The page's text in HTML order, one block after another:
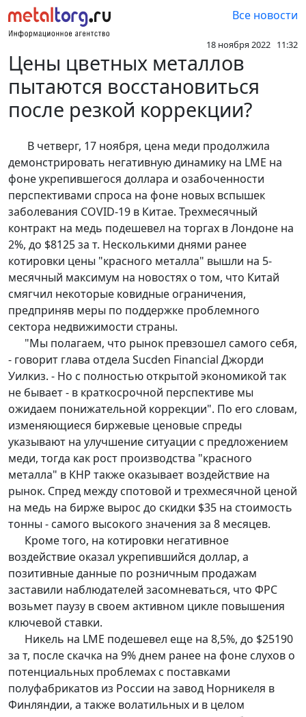
Все новости
18 ноября 2022 11:32
Цены цветных металлов
пытаются восстановиться
после резкой коррекции?
В четверг, 17 ноября, цена меди продолжила
демонстрировать негативную динамику на LME на
фоне укрепившегося доллара и озабоченности
перспективами спроса на фоне новых вспышек
заболевания COVID-19 в Китае. Трехмесячный
контракт на медь подешевел на торгах в Лондоне на
2%, до $8125 за т. Несколькими днями ранее
котировки цены "красного металла" вышли на 5-
месячный максимум на новостях о том, что Китай
смягчил некоторые ковидные ограничения,
предприняв меры по поддержке проблемного
сектора недвижимости страны.
"Мы полагаем, что рынок превзошел самого себя,
- говорит глава отдела Sucden Financial Джорди
Уилкиз. - Но с полностью открытой экономикой так
не бывает - в краткосрочной перспективе мы
ожидаем понижательной коррекции". По его словам,
изменяющиеся биржевые ценовые спреды
указывают на улучшение ситуации с предложением
меди, тогда как рост производства "красного
металла" в КНР также оказывает воздействие на
рынок. Спред между спотовой и трехмесячной ценой
на медь на бирже вырос до скидки $35 на стоимость
тонны - самого высокого значения за 8 месяцев.
Кроме того, на котировки негативное
воздействие оказал укрепившийся доллар, а
позитивные данные по розничным продажам
заставили наблюдателей засомневаться, что ФРС
возьмет паузу в своем активном цикле повышения
ключевой ставки.
Никель на LME подешевел еще на 8,5%, до $25190
за т, после скачка на 9% днем ранее на фоне слухов о
потенциальных проблемах с поставками
полуфабрикатов из России на завод Норникеля в
Финляндии, а также волатильных и в целом